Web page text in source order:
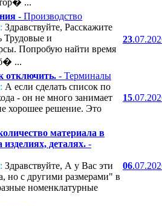
...
- Производство
Здравствуйте, Расскажите
Трудовые и
Попробую найти время
...
23
отключить. - Терминалы
А если сделать список по
- он не много занимает
хорошее решение. Это
15
материала в
деталях. -
Здравствуйте, А у Вас эти
но с другими размерами" в
номенклатурные
06